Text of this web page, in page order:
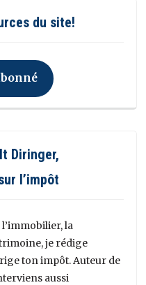
du site!
Diringer,
l’impôt
la
je rédige
ton impôt. Auteur de
aussi